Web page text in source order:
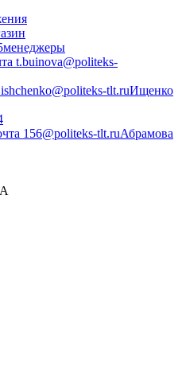
менеджеры
t.buinova@politeks-
tlt.ruИщенко
156@politeks-tlt.ruАбрамова
А